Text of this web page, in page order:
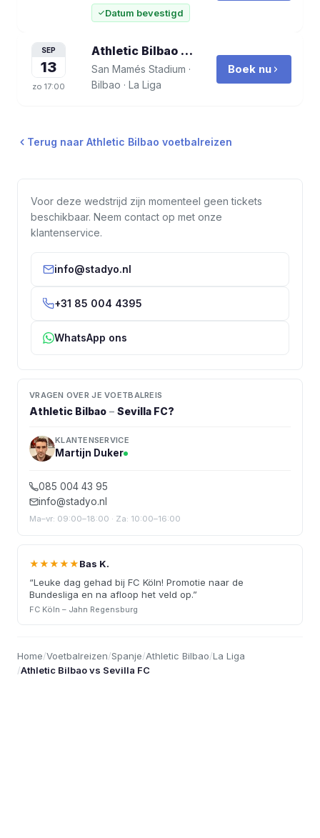
Datum bevestigd
SEP
13
zo 17:00
Athletic Bilbao vs Elche CF
San Mamés Stadium ·
Bilbao · La Liga
Boek nu
Terug naar Athletic Bilbao voetbalreizen
Voor deze wedstrijd zijn momenteel geen tickets
beschikbaar. Neem contact op met onze
klantenservice.
info@stadyo.nl
+31 85 004 4395
WhatsApp ons
VRAGEN OVER JE VOETBALREIS
Athletic Bilbao – Sevilla FC?
KLANTENSERVICE
Martijn Duker
085 004 43 95
info@stadyo.nl
Ma–vr: 09:00–18:00 · Za: 10:00–16:00
★★★★★Bas K.
“Leuke dag gehad bij FC Köln! Promotie naar de
Bundesliga en na afloop het veld op.”
FC Köln – Jahn Regensburg
Home/Voetbalreizen/Spanje/Athletic Bilbao/La Liga
/Athletic Bilbao vs Sevilla FC